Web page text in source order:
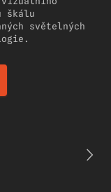
škálu
světelných